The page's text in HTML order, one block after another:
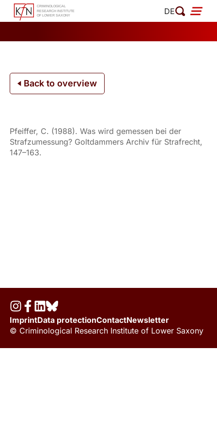
Skip
DE
Back to overview
Pfeiffer, C. (1988). Was wird gemessen bei der
Strafzumessung? Goltdammers Archiv für Strafrecht,
147–163.
ImprintData protectionContactNewsletter
© Criminological Research Institute of Lower Saxony